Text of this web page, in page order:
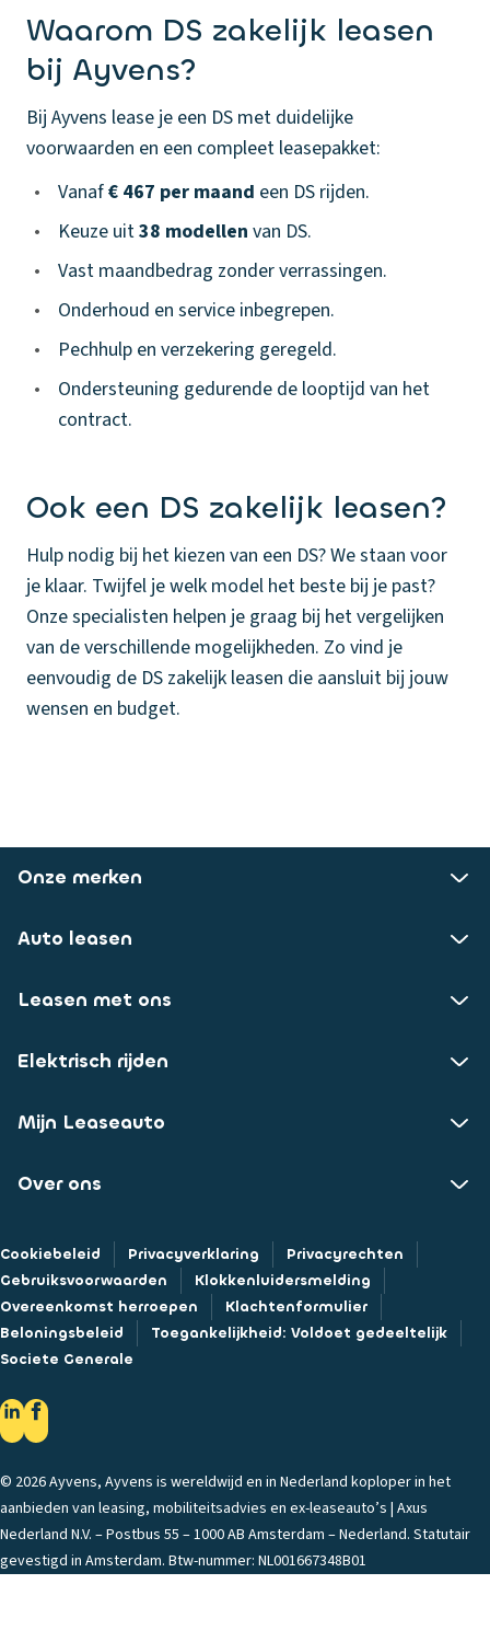
Waarom DS zakelijk leasen
bij Ayvens?
Bij Ayvens lease je een DS met duidelijke
voorwaarden en een compleet leasepakket:
•
Vanaf€ 467 per maand een DS rijden.
•
Keuze uit38 modellen van DS.
•
Vast maandbedrag zonder verrassingen.
•
Onderhoud en service inbegrepen.
•
Pechhulp en verzekering geregeld.
•
Ondersteuning gedurende de looptijd van het
contract.
Ook een DS zakelijk leasen?
Hulp nodig bij het kiezen van een DS? We staan voor
je klaar. Twijfel je welk model het beste bij je past?
Onze specialisten helpen je graag bij het vergelijken
van de verschillende mogelijkheden. Zo vind je
eenvoudig de DS zakelijk leasen die aansluit bij jouw
wensen en budget.
Onze merken
Auto leasen
Leasen met ons
Elektrisch rijden
Mijn Leaseauto
Over ons
Cookiebeleid Privacyverklaring
Privacyrechten
Gebruiksvoorwaarden
Klokkenluidersmelding
Overeenkomst herroepen
Klachtenformulier
Beloningsbeleid
Toegankelijkheid: Voldoet gedeeltelijk
Societe Generale
© 2026 Ayvens, Ayvens is wereldwijd en in Nederland koploper in het
aanbieden van leasing, mobiliteitsadvies en ex-leaseauto’s | Axus
Nederland N.V. – Postbus 55 – 1000 AB Amsterdam – Nederland. Statutair
gevestigd in Amsterdam. Btw-nummer: NL001667348B01